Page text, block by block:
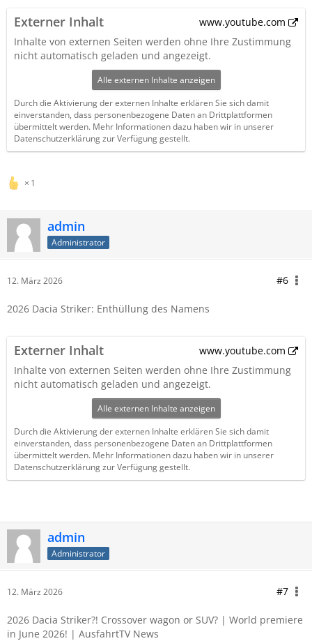
Externer Inhalt
www.youtube.com
Inhalte von externen Seiten werden ohne Ihre Zustimmung
nicht automatisch geladen und angezeigt.
Alle externen Inhalte anzeigen
Durch die Aktivierung der externen Inhalte erklären Sie sich damit
einverstanden, dass personenbezogene Daten an Drittplattformen
übermittelt werden. Mehr Informationen dazu haben wir in unserer
Datenschutzerklärung zur Verfügung gestellt.
1
admin
Administrator
12. März 2026 #6
2026 Dacia Striker: Enthüllung des Namens
Externer Inhalt
www.youtube.com
Inhalte von externen Seiten werden ohne Ihre Zustimmung
nicht automatisch geladen und angezeigt.
Alle externen Inhalte anzeigen
Durch die Aktivierung der externen Inhalte erklären Sie sich damit
einverstanden, dass personenbezogene Daten an Drittplattformen
übermittelt werden. Mehr Informationen dazu haben wir in unserer
Datenschutzerklärung zur Verfügung gestellt.
admin
Administrator
12. März 2026 #7
2026 Dacia Striker?! Crossover wagon or SUV? | World premiere
in June 2026! | AusfahrtTV News